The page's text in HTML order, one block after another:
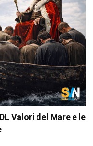
Valori del Mare e le